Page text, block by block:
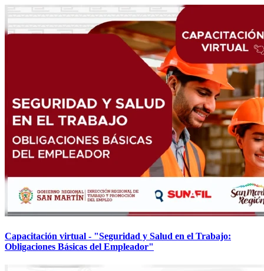
Capacitación virtual - "Seguridad y Salud en el Trabajo:
Obligaciones Básicas del Empleador"